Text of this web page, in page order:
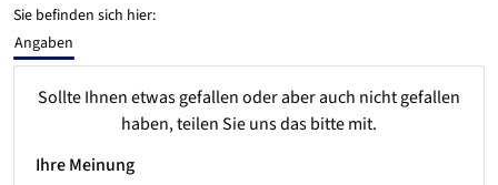
Sie befinden sich hier:
Angaben
Sollte Ihnen etwas gefallen oder aber auch nicht gefallen
haben, teilen Sie uns das bitte mit.
Ihre Meinung